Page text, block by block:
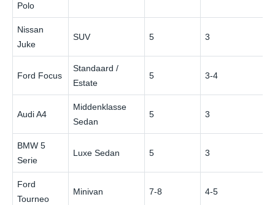
Polo
Nissan
Juke
SUV 5 3
Ford Focus
Standaard /
Estate
5 3-4
Audi A4
Middenklasse
Sedan
5 3
BMW 5
Serie
Luxe Sedan 5 3
Ford
Tourneo
Minivan 7-8 4-5